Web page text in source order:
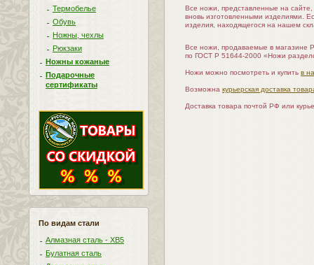
Термобелье
Обувь
Ножны, чехлы
Рюкзаки
Ножны кожаные
Подарочные
сертификаты
По видам стали
Алмазная сталь - ХВ5
Булатная сталь
Все ножи, представленные на
вновь изготовленными изделиями.
изделия, находящегося на нашем
Все ножи, продаваемые в магазине
по ГОСТ Р 51644-2000 «Ножи
Ножи можно посмотреть и купить в
Возможна курьерская доставка
Доставка товара почтой РФ или